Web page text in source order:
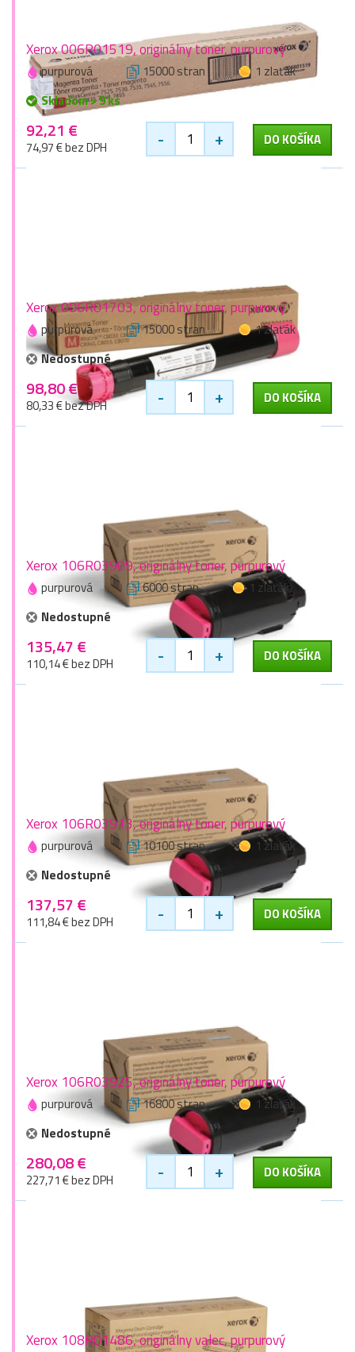
Xerox 006R01519, originálny toner, purpurový
purpurová 15000 stran
1 zlaťák
Skladom > 9 ks
92,21 €
74,97 € bez DPH - + DO KOŠÍKA
Xerox 006R01703, originálny toner, purpurový
purpurová 15000 stran
1 zlaťák
Nedostupné
98,80 €
80,33 € bez DPH - + DO KOŠÍKA
Xerox 106R03909, originálny toner, purpurový
purpurová 6000 stran
1 zlaťák
Nedostupné
135,47 €
110,14 € bez DPH - + DO KOŠÍKA
Xerox 106R03913, originálny toner, purpurový
purpurová 10100 stran
1 zlaťák
Nedostupné
137,57 €
111,84 € bez DPH - + DO KOŠÍKA
Xerox 106R03925, originálny toner, purpurový
purpurová 16800 stran
1 zlaťák
Nedostupné
280,08 €
227,71 € bez DPH - + DO KOŠÍKA
Xerox 108R01486, originálny valec, purpurový